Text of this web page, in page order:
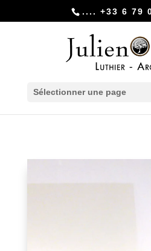
.... +33 6 79
Sélectionner une page